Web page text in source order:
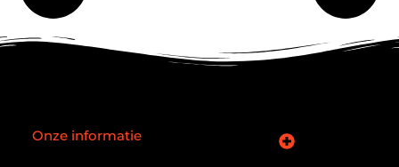
Onze informatie